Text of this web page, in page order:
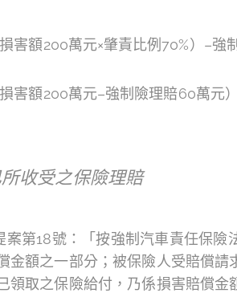
害額200萬元×肇責比例70%）–強
害額200萬元–強制險理賠60萬元
收受之保險理賠
第18號：「按強制汽車責任保險
額之一部分；被保險人受賠償請
取之保險給付，乃係損害賠償金